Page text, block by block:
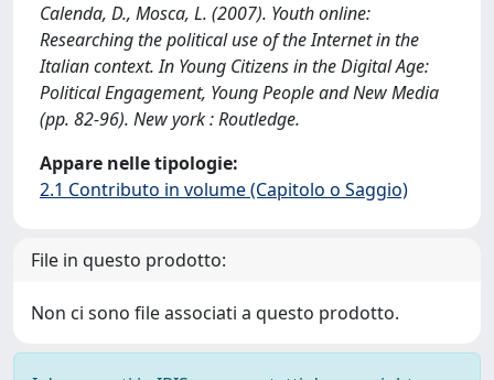
Calenda, D., Mosca, L. (2007). Youth online:
Researching the political use of the Internet in the
Italian context. In Young Citizens in the Digital Age:
Political Engagement, Young People and New Media
(pp. 82-96). New york : Routledge.
Appare nelle tipologie:
2.1 Contributo in volume (Capitolo o Saggio)
File in questo prodotto:
Non ci sono file associati a questo prodotto.